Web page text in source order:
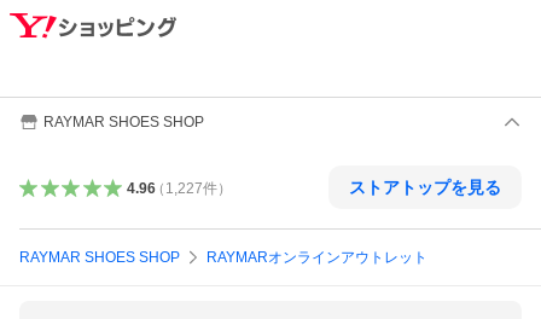
RAYMAR SHOES SHOP
4.96（ 1,227件） ストアトップを見る
RAYMAR SHOES SHOP RAYMARオンラインアウトレット